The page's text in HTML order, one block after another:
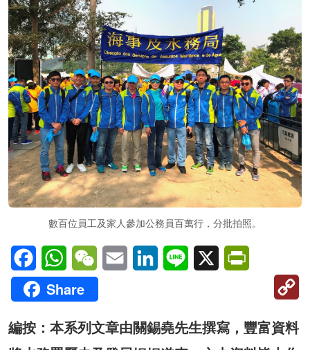
數百位員工及家人參加公務員百萬行，分批拍照。
FacebookWhatsAppWeChatEmail LinkedInLine X
Share
編按：本系列文章由關錫堯先生撰寫，豐富資料